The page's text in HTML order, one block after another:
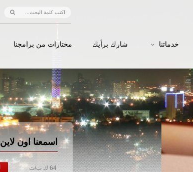
خدماتنا شارك برأيك مختارات من برامجنا
اسمعنا اون لاين
64 ك ب/ث